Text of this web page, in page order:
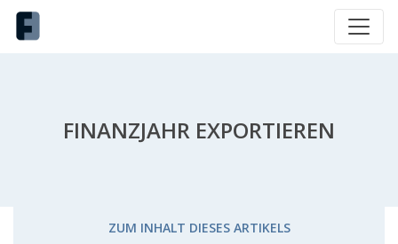
FINANZJAHR EXPORTIEREN
ZUM INHALT DIESES ARTIKELS